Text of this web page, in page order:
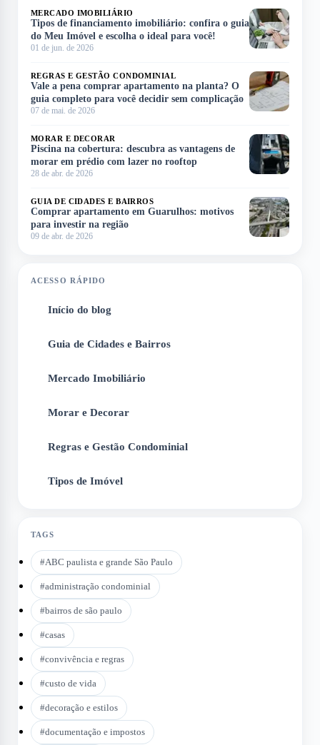
MERCADO IMOBILIÁRIO
Tipos de financiamento imobiliário: confira o guia
do Meu Imóvel e escolha o ideal para você!
01 de jun. de 2026
REGRAS E GESTÃO CONDOMINIAL
Vale a pena comprar apartamento na planta? O
guia completo para você decidir sem complicação
07 de mai. de 2026
MORAR E DECORAR
Piscina na cobertura: descubra as vantagens de
morar em prédio com lazer no rooftop
28 de abr. de 2026
GUIA DE CIDADES E BAIRROS
Comprar apartamento em Guarulhos: motivos
para investir na região
09 de abr. de 2026
ACESSO RÁPIDO
Início do blog
Guia de Cidades e Bairros
Mercado Imobiliário
Morar e Decorar
Regras e Gestão Condominial
Tipos de Imóvel
TAGS
#ABC paulista e grande São Paulo
#administração condominial
#bairros de são paulo
#casas
#convivência e regras
#custo de vida
#decoração e estilos
#documentação e impostos